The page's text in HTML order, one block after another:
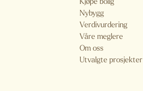
Nybygg
Verdivurdering
Våre meglere
Om oss
Utvalgte prosjekter